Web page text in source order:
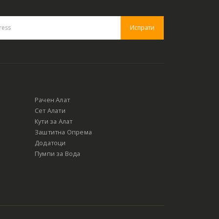
Рачен Алат
Сет Алати
Кути за Алат
Заштитна Опрема
Додатоци
Пумпи за Вода